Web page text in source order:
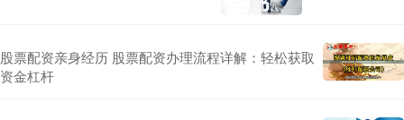
股票配资亲身经历 股票配资办理流程详解：轻松获取
资金杠杆